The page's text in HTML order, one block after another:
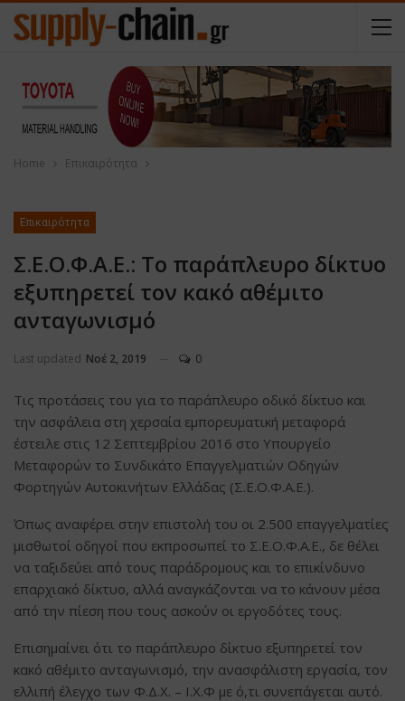
Home Επικαιρότητα
Επικαιρότητα
Σ.Ε.Ο.Φ.Α.Ε.: Το παράπλευρο δίκτυο
εξυπηρετεί τον κακό αθέμιτο
ανταγωνισμό
Last updated Νοέ 2, 2019 0
Τις προτάσεις του για το παράπλευρο οδικό δίκτυο και
την ασφάλεια στη χερσαία εμπορευματική μεταφορά
έστειλε στις 12 Σεπτεμβρίου 2016 στο Υπουργείο
Μεταφορών το Συνδικάτο Επαγγελματιών Οδηγών
Φορτηγών Αυτοκινήτων Ελλάδας (Σ.Ε.Ο.Φ.Α.Ε.).
Όπως αναφέρει στην επιστολή του οι 2.500 επαγγελματίες
μισθωτοί οδηγοί που εκπροσωπεί το Σ.Ε.Ο.Φ.Α.Ε., δε θέλει
να ταξιδεύει από τους παράδρομους και το επικίνδυνο
επαρχιακό δίκτυο, αλλά αναγκάζονται να το κάνουν μέσα
από την πίεση που τους ασκούν οι εργοδότες τους.
Επισημαίνει ότι το παράπλευρο δίκτυο εξυπηρετεί τον
κακό αθέμιτο ανταγωνισμό, την ανασφάλιστη εργασία, τον
ελλιπή έλεγχο των Φ.Δ.Χ. – Ι.Χ.Φ με ό,τι συνεπάγεται αυτό.